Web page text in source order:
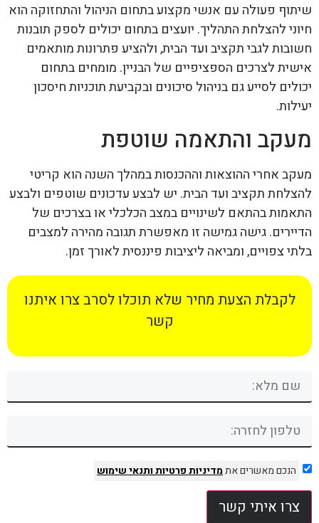
שיתוף פעולה עם אנשי מקצוע בתחום הניהול והתחזוקה הוא
חיוני להצלחת התהליך. יועצים בתחום יכולים לספק תובנות
חשובות לגבי תקציב ועד הבית, ולהציע פתרונות מותאמים
אישית לצרכים הספציפיים של הבניין. מומחים בתחום
יכולים לסייע גם בניהול סיכונים ובקביעת תוכניות חיסכון
יעילות.
מעקב והתאמה שוטפת
מעקב אחרי ההוצאות וההכנסות במהלך השנה הוא קריטי
להצלחת תקציב ועד הבית. יש לבצע עדכונים שוטפים ולבצע
התאמות בהתאם לשינויים במצב הכלכלי או בצרכים של
הדיירים. גישה גמישה זו מאפשרת תגובה מהירה למצבים
בלתי צפויים, ומביאה ליציבות פיננסית לאורך זמן.
לקבלת הצעת מחיר שלא תוכלו לסרב צרו איתנו
קשר
הנכם מאשרים אתמדיניות פרטיותותנאי שימוש
צרו איתי קשר